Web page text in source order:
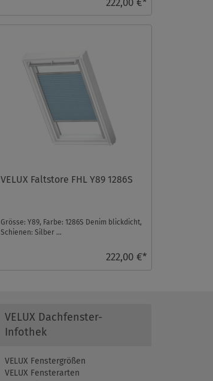
222,00 €*
VELUX Faltstore FHL Y89 1286S
Grösse: Y89, Farbe: 1286S Denim blickdicht,
Schienen: Silber ...
222,00 €*
VELUX Dachfenster-
Infothek
VELUX Fenstergrößen
VELUX Fensterarten